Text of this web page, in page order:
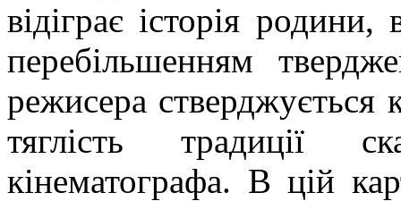
відіграє історія
перебільшенням
режисера стверджується
тяглість традиції
кінематографа. В цій